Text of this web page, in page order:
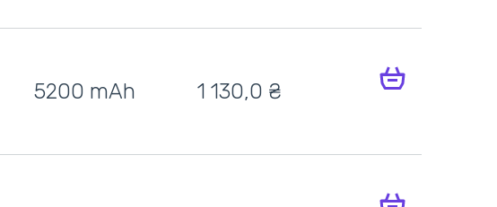
5200 mAh 1 130,0 ₴